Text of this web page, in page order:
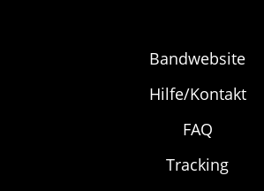
Bandwebsite
Hilfe/Kontakt
FAQ
Tracking